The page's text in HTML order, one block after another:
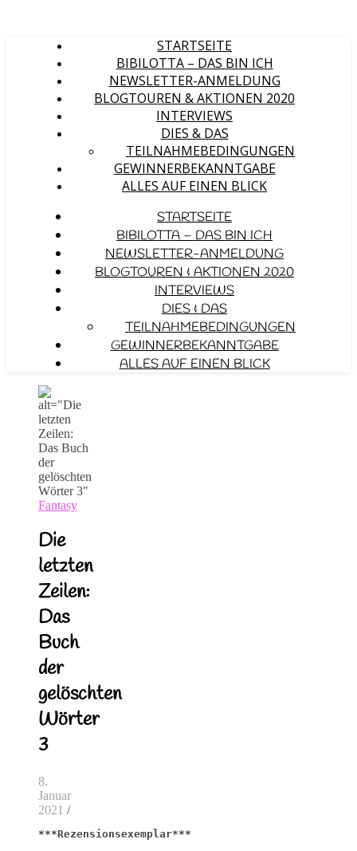
STARTSEITE
BIBILOTTA – DAS BIN ICH
NEWSLETTER-ANMELDUNG
BLOGTOUREN & AKTIONEN 2020
INTERVIEWS
DIES & DAS
TEILNAHMEBEDINGUNGEN
GEWINNERBEKANNTGABE
ALLES AUF EINEN BLICK
STARTSEITE
BIBILOTTA – DAS BIN ICH
NEWSLETTER-ANMELDUNG
BLOGTOUREN & AKTIONEN 2020
INTERVIEWS
DIES & DAS
TEILNAHMEBEDINGUNGEN
GEWINNERBEKANNTGABE
ALLES AUF EINEN BLICK
Fantasy
Die
letzten
Zeilen:
Das
Buch
der
gelöschten
Wörter
3
8.
Januar
2021 /
***Rezensionsexemplar***